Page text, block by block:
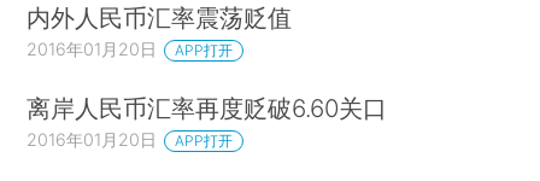
内外人民币汇率震荡贬值
2016年01月20日 APP打开
离岸人民币汇率再度贬破6.60关口
2016年01月20日 APP打开